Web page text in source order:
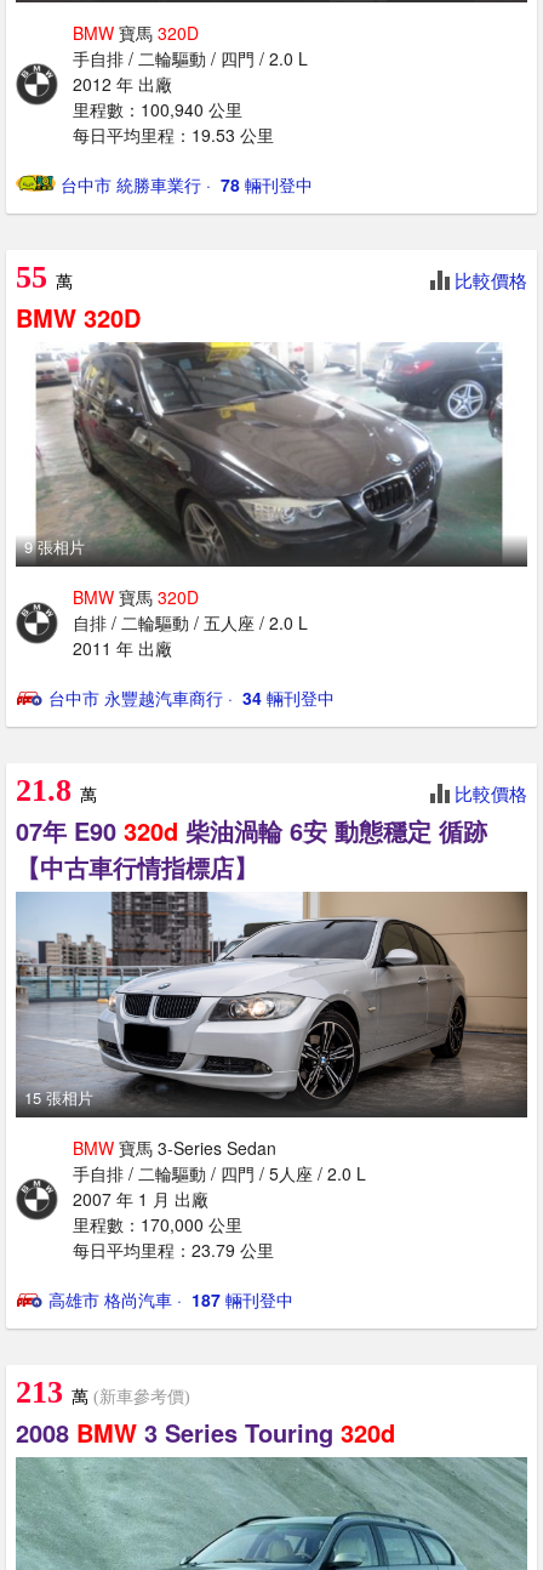
BMW 寶馬 320D
手自排 / 二輪驅動 / 四門 / 2.0 L
2012 年 出廠
里程數：100,940 公里
每日平均里程：19.53 公里
台中市 統勝車業行 · ‎ 78 輛刊登中
55 萬 比較價格
BMW 320D
9 張相片
BMW 寶馬 320D
自排 / 二輪驅動 / 五人座 / 2.0 L
2011 年 出廠
台中市 永豐越汽車商行 · ‎ 34 輛刊登中
21.8 萬 比較價格
07年 E90 320d 柴油渦輪 6安 動態穩定 循跡
【中古車行情指標店】
15 張相片
BMW 寶馬 3-Series Sedan
手自排 / 二輪驅動 / 四門 / 5人座 / 2.0 L
2007 年 1 月 出廠
里程數：170,000 公里
每日平均里程：23.79 公里
高雄市 格尚汽車 · ‎ 187 輛刊登中
213 萬 (新車參考價)
2008 BMW 3 Series Touring 320d